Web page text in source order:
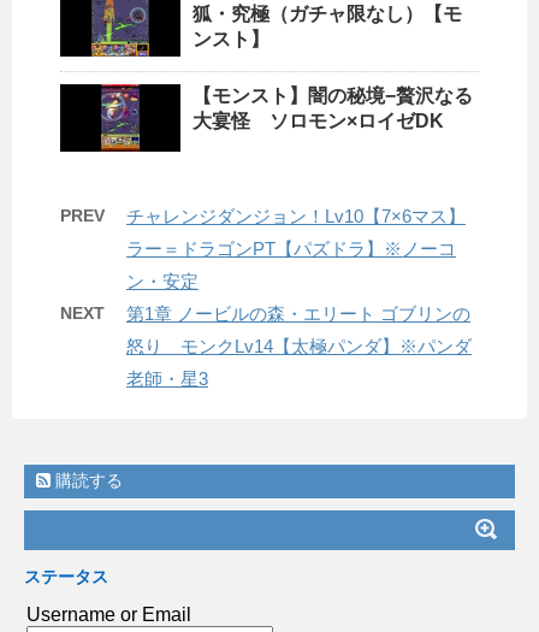
狐・究極（ガチャ限なし）【モ
ンスト】
【モンスト】闇の秘境−贅沢なる
大宴怪 ソロモン×ロイゼDK
PREV
チャレンジダンジョン！Lv10【7×6マス】
ラー＝ドラゴンPT【パズドラ】※ノーコ
ン・安定
NEXT
第1章 ノービルの森・エリート ゴブリンの
怒り モンクLv14【太極パンダ】※パンダ
老師・星3
購読する
ステータス
Username or Email